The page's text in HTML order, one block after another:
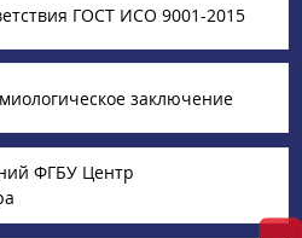
ГОСТ ИСО 9001-2015
заключение
ФГБУ Центр